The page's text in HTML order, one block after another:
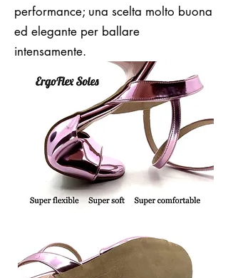
performance; una scelta molto buona
ed elegante per ballare
intensamente.